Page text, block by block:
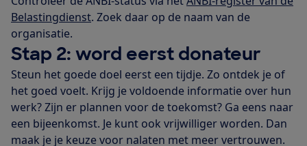
Belastingdienst. Zoek daar op de naam van de
organisatie.
Stap 2: word eerst donateur
Steun het goede doel eerst een tijdje. Zo ontdek je of
het goed voelt. Krijg je voldoende informatie over hun
werk? Zijn er plannen voor de toekomst? Ga eens naar
een bijeenkomst. Je kunt ook vrijwilliger worden. Dan
maak je je keuze voor nalaten met meer vertrouwen.